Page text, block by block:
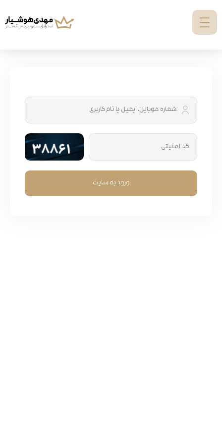
ورود به سایت